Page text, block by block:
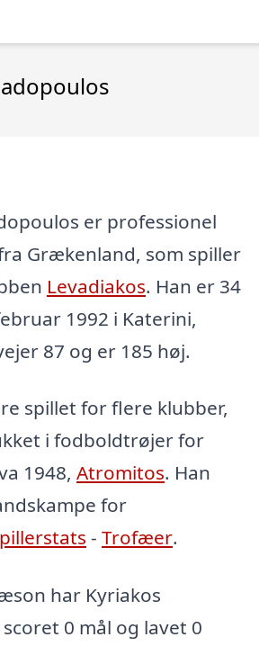
er professionel
Grækenland, som spiller
Levadiakos. Han er 34
1992 i Katerini,
87 og er 185 høj.
spillet for flere klubber,
i fodboldtrøjer for
1948, Atromitos. Han
for
- Trofæer.
har Kyriakos
0 mål og lavet 0